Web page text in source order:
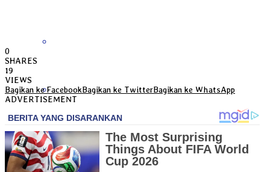
Gorontalo
Jambi
0
SHARES
19
VIEWS
Bagikan ke FacebookBagikan ke TwitterBagikan ke WhatsApp
ADVERTISEMENT